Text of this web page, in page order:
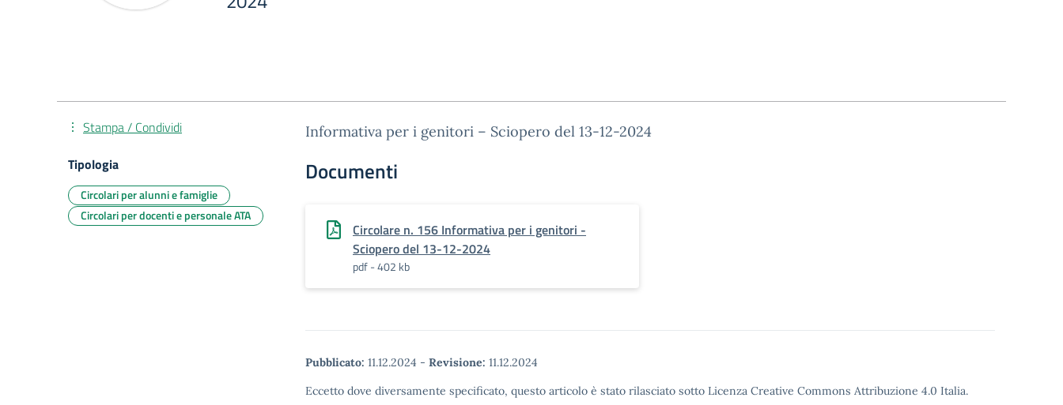
Informativa per i genitori – Sciopero del 13-12-2024
Documenti
Circolare n. 156 Informativa per i genitori -
Sciopero del 13-12-2024
pdf - 402 kb
Pubblicato: 11.12.2024 - Revisione: 11.12.2024
Eccetto dove diversamente specificato, questo articolo è stato rilasciato sotto Licenza Creative Commons Attribuzione 4.0 Italia.
Stampa / Condividi
Tipologia
Circolari per alunni e famiglie
Circolari per docenti e personale ATA